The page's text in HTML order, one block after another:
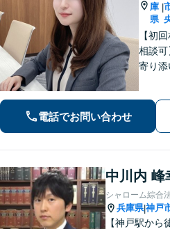
庫
県
|
【初
相談可
寄り添
電話でお問い合わせ
中川内 峰
シャローム綜合
兵庫県|神戸
【神戸駅から